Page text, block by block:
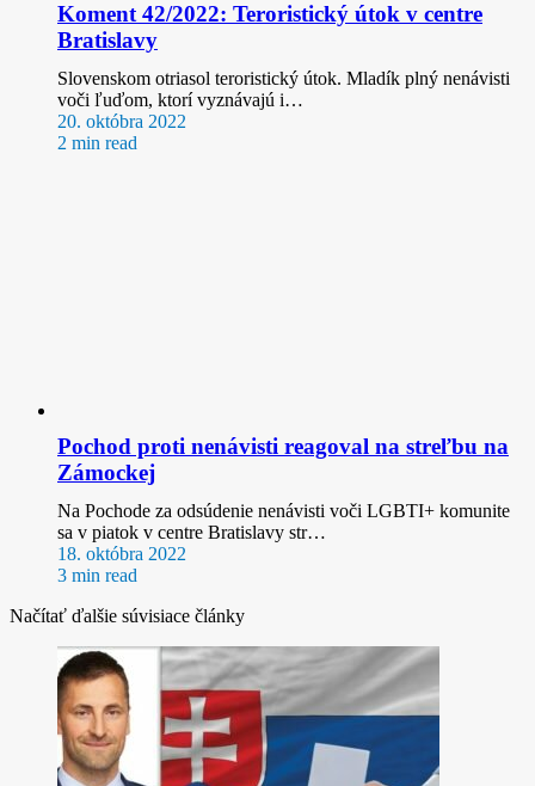
Koment 42/2022: Teroristický útok v centre
Bratislavy
Slovenskom otriasol teroristický útok. Mladík plný nenávisti
voči ľuďom, ktorí vyznávajú i…
20. októbra 2022
2 min read
Pochod proti nenávisti reagoval na streľbu na
Zámockej
Na Pochode za odsúdenie nenávisti voči LGBTI+ komunite
sa v piatok v centre Bratislavy str…
18. októbra 2022
3 min read
Načítať ďalšie súvisiace články